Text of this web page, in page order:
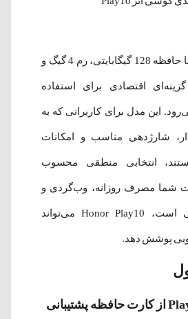
با حافظه 128 گیگابایتی، رم 4 گیگ و
اقتصادی برای استفاده
این مدل برای کاربرانی که به
شارژدهی مناسب و امکانات
انتخابی منطقی محسوب
شما مصرف روزانه، وب‌گردی و
شبکه‌های اجتماعی است، Honor Play10 می‌تواند
پوشش دهد.
آیا گوشی آنر Play10 از کارت حافظه پشتیبانی